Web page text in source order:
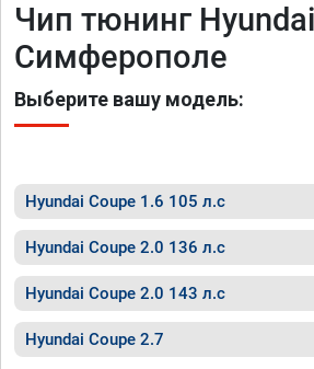
Чип тюнинг
Симферополе
Выберите вашу модель:
Hyundai Coupe 1.6 105 л.с
Hyundai Coupe 2.0 136 л.с
Hyundai Coupe 2.0 143 л.с
Hyundai Coupe 2.7